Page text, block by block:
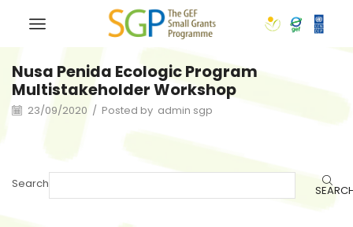
Nusa Penida Ecologic Program
Multistakeholder Workshop
23/09/2020 / Posted by admin sgp
Search